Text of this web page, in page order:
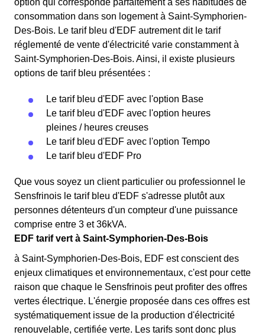
option qui corresponde parfaitement à ses habitudes de
consommation dans son logement à Saint-Symphorien-
Des-Bois. Le tarif bleu d'EDF autrement dit le tarif
réglementé de vente d'électricité varie constamment à
Saint-Symphorien-Des-Bois. Ainsi, il existe plusieurs
options de tarif bleu présentées :
Le tarif bleu d'EDF avec l'option Base
Le tarif bleu d'EDF avec l'option heures
pleines / heures creuses
Le tarif bleu d'EDF avec l'option Tempo
Le tarif bleu d'EDF Pro
Que vous soyez un client particulier ou professionnel le
Sensfrinois le tarif bleu d'EDF s'adresse plutôt aux
personnes détenteurs d'un compteur d'une puissance
comprise entre 3 et 36kVA.
EDF tarif vert à Saint-Symphorien-Des-Bois
à Saint-Symphorien-Des-Bois, EDF est conscient des
enjeux climatiques et environnementaux, c'est pour cette
raison que chaque le Sensfrinois peut profiter des offres
vertes électrique. L'énergie proposée dans ces offres est
systématiquement issue de la production d'électricité
renouvelable, certifiée verte. Les tarifs sont donc plus